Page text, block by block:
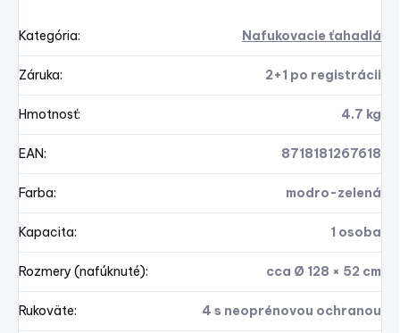
Kategória: Nafukovacie ťahadlá
Záruka: 2+1 po registrácii
Hmotnosť: 4.7 kg
EAN: 8718181267618
Farba: modro-zelená
Kapacita: 1 osoba
Rozmery (nafúknuté): cca Ø 128 × 52 cm
Rukoväte: 4 s neoprénovou ochranou